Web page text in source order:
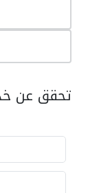
تحقق عن